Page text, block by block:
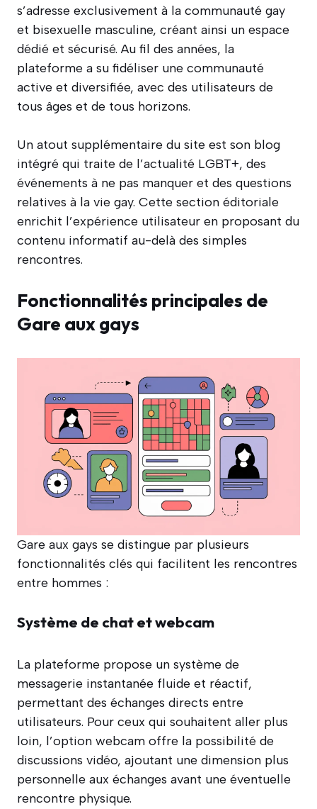
s’adresse exclusivement à la communauté gay
et bisexuelle masculine, créant ainsi un espace
dédié et sécurisé. Au fil des années, la
plateforme a su fidéliser une communauté
active et diversifiée, avec des utilisateurs de
tous âges et de tous horizons.
Un atout supplémentaire du site est son blog
intégré qui traite de l’actualité LGBT+, des
événements à ne pas manquer et des questions
relatives à la vie gay. Cette section éditoriale
enrichit l’expérience utilisateur en proposant du
contenu informatif au-delà des simples
rencontres.
Fonctionnalités principales de
Gare aux gays
Gare aux gays se distingue par plusieurs
fonctionnalités clés qui facilitent les rencontres
entre hommes :
Système de chat et webcam
La plateforme propose un système de
messagerie instantanée fluide et réactif,
permettant des échanges directs entre
utilisateurs. Pour ceux qui souhaitent aller plus
loin, l’option webcam offre la possibilité de
discussions vidéo, ajoutant une dimension plus
personnelle aux échanges avant une éventuelle
rencontre physique.